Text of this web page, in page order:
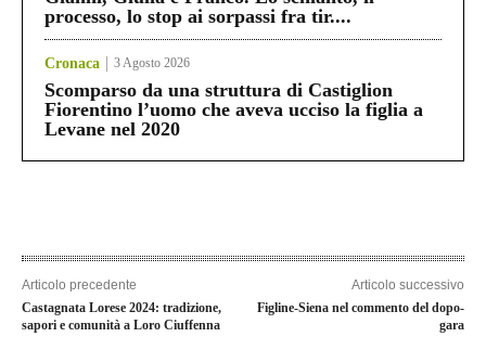
processo, lo stop ai sorpassi fra tir....
Cronaca 3 Agosto 2026
Scomparso da una struttura di Castiglion
Fiorentino l’uomo che aveva ucciso la figlia a
Levane nel 2020
Articolo precedente
Castagnata Lorese 2024: tradizione,
sapori e comunità a Loro Ciuffenna
Articolo successivo
Figline-Siena nel commento del dopo-
gara